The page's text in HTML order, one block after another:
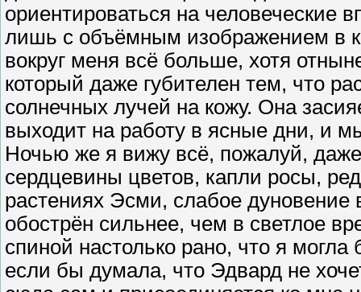
ориентироваться на человеческие
лишь с объёмным изображением в
вокруг меня всё больше, хотя
который даже губителен тем, что
солнечных лучей на кожу. Она
выходит на работу в ясные дни, и
Ночью же я вижу всё, пожалуй,
сердцевины цветов, капли росы,
растениях Эсми, слабое
обострён сильнее, чем в светлое
спиной настолько рано, что я могла
если бы думала, что Эдвард не